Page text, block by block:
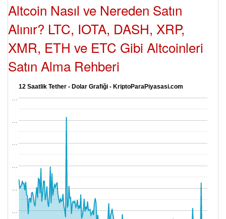
Altcoin Nasıl ve Nereden Satın
Alınır? LTC, IOTA, DASH, XRP,
XMR, ETH ve ETC Gibi Altcoinleri
Satın Alma Rehberi
12 Saatlik Tether - Dolar Grafiği - KriptoParaPiyasasi.com
…
…
…
…